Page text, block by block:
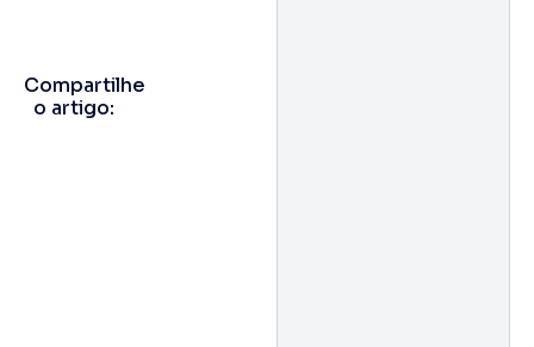
Compartilhe
o artigo: